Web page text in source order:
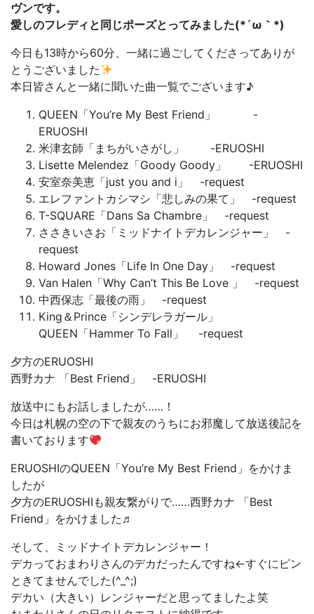
ヴンです。
愛しのフレディと同じポーズとってみました(*´ω｀*)
今日も13時から60分、一緒に過ごしてくださってありが
とうございました
本日皆さんと一緒に聞いた曲一覧でございます♪
QUEEN「You’re My Best Friend」 -
ERUOSHI
米津玄師「まちがいさがし」 -ERUOSHI
Lisette Melendez「Goody Goody」 -ERUOSHI
安室奈美恵「just you and i」 -request
エレファントカシマシ「悲しみの果て」 -request
T-SQUARE「Dans Sa Chambre」 -request
ささきいさお「ミッドナイトデカレンジャー」 -
request
Howard Jones「Life In One Day」 -request
Van Halen「Why Can’t This Be Love 」 -request
中西保志「最後の雨」 -request
King＆Prince「シンデレラガール」
QUEEN「Hammer To Fall」 -request
夕方のERUOSHI
西野カナ 「Best Friend」 -ERUOSHI
放送中にもお話しましたが……！
今日は札幌の空の下で親友のうちにお邪魔して放送後記を
書いております
ERUOSHIのQUEEN「You’re My Best Friend」をかけま
したが
夕方のERUOSHIも親友繋がりで……西野カナ 「Best
Friend」をかけました♬
そして、ミッドナイトデカレンジャー！
デカっておまわりさんのデカだったんですね←すぐにピン
ときてませんでした(^_^;)
デカい（大きい）レンジャーだと思ってましたよ笑